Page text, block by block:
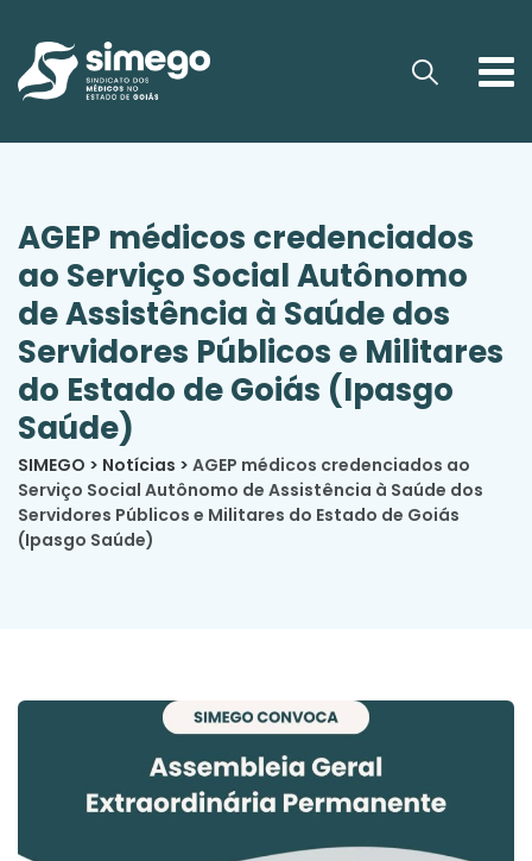
AGEP médicos credenciados
ao Serviço Social Autônomo
de Assistência à Saúde dos
Servidores Públicos e Militares
do Estado de Goiás (Ipasgo
Saúde)
SIMEGO > Notícias > AGEP médicos credenciados ao
Serviço Social Autônomo de Assistência à Saúde dos
Servidores Públicos e Militares do Estado de Goiás
(Ipasgo Saúde)